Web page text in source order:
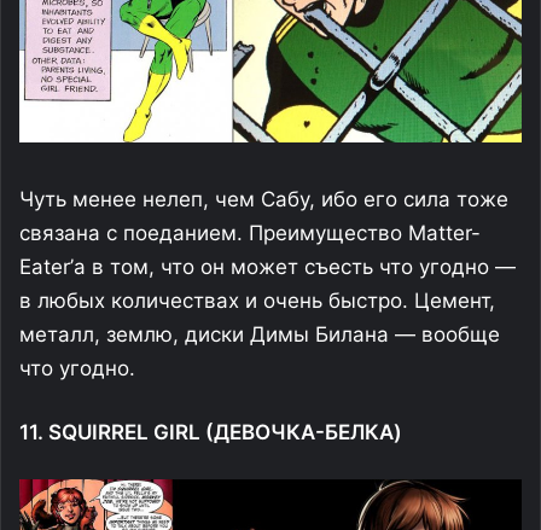
Чуть менее нелеп, чем Сабу, ибо его сила тоже
связана с поеданием. Преимущество Matter-
Eater’а в том, что он может съесть что угодно —
в любых количествах и очень быстро. Цемент,
металл, землю, диски Димы Билана — вообще
что угодно.
11. SQUIRREL GIRL (ДЕВОЧКА-БЕЛКА)